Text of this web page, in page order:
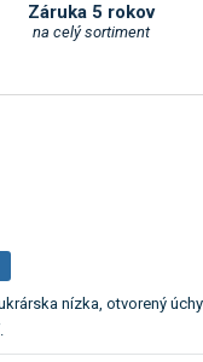
Záruka 5 rokov
na celý sortiment
nízka, otvorený